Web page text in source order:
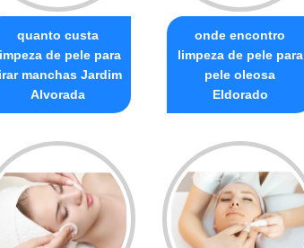
quanto custa
de pele para
manchas Jardim
Alvorada
onde encontro
limpeza de pele para
pele oleosa
Eldorado